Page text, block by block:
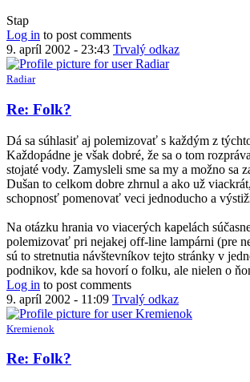
Stap
Log in to post comments
9. apríl 2002 - 23:43 Trvalý odkaz
Radiar
Re: Folk?
Dá sa súhlasiť aj polemizovať s každým z
Každopádne je však dobré, že sa o tom
stojaté vody. Zamysleli sme sa my a možno sa
Dušan to celkom dobre zhrnul a ako už
schopnosť pomenovať veci jednoducho a
Na otázku hrania vo viacerých kapelách
polemizovať pri nejakej off-line lampárni (pre
sú to stretnutia návštevníkov tejto stránky v
podnikov, kde sa hovorí o folku, ale nielen o
Log in to post comments
9. apríl 2002 - 11:09 Trvalý odkaz
Kremienok
Re: Folk?